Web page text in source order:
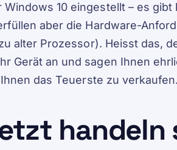
10 eingestellt – es
aber die Hardware-
alter Prozessor). Heisst das,
Gerät an und sagen Ihnen
das Teuerste zu verkaufen.
handeln